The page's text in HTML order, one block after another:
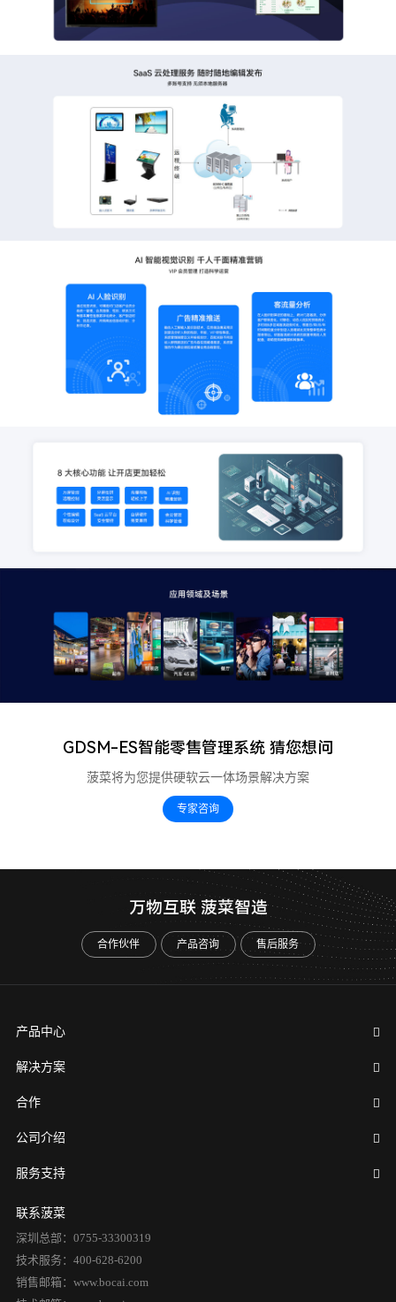
GDSM-ES智能零售管理系统 猜您想问
菠菜将为您提供硬软云一体场景解决方案
专家咨询
万物互联 菠菜智造
合作伙伴 产品咨询 售后服务
产品中心
解决方案
合作
公司介绍
服务支持
联系菠菜
深圳总部：0755-33300319
技术服务：400-628-6200
销售邮箱：www.bocai.com